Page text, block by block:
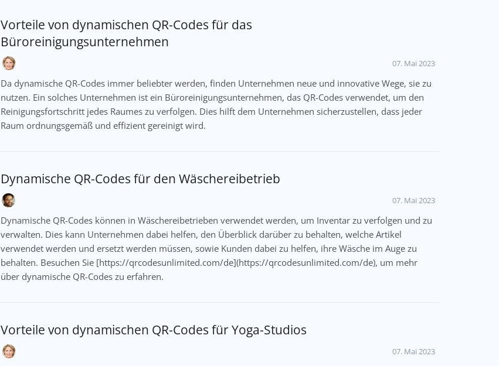
Vorteile von dynamischen QR-Codes für das
Büroreinigungsunternehmen
07. Mai 2023
Da dynamische QR-Codes immer beliebter werden, finden Unternehmen neue und innovative Wege, sie zu
nutzen. Ein solches Unternehmen ist ein Büroreinigungsunternehmen, das QR-Codes verwendet, um den
Reinigungsfortschritt jedes Raumes zu verfolgen. Dies hilft dem Unternehmen sicherzustellen, dass jeder
Raum ordnungsgemäß und effizient gereinigt wird.
Dynamische QR-Codes für den Wäschereibetrieb
07. Mai 2023
Dynamische QR-Codes können in Wäschereibetrieben verwendet werden, um Inventar zu verfolgen und zu
verwalten. Dies kann Unternehmen dabei helfen, den Überblick darüber zu behalten, welche Artikel
verwendet werden und ersetzt werden müssen, sowie Kunden dabei zu helfen, ihre Wäsche im Auge zu
behalten. Besuchen Sie [https://qrcodesunlimited.com/de](https://qrcodesunlimited.com/de), um mehr
über dynamische QR-Codes zu erfahren.
Vorteile von dynamischen QR-Codes für Yoga-Studios
07. Mai 2023